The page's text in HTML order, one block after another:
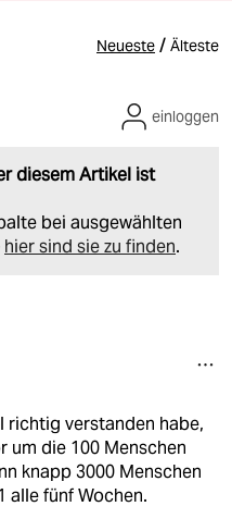
Neueste / Älteste
diesem Artikel ist
bei ausgewählten
hier sind sie zu finden.
einloggen
richtig verstanden habe,
um die 100 Menschen
knapp 3000 Menschen
alle fünf Wochen.